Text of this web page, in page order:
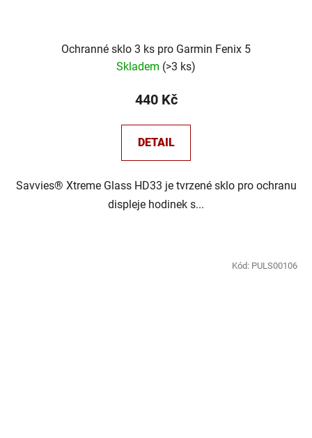
Ochranné sklo 3 ks pro Garmin Fenix 5
Skladem (>3 ks)
440 Kč
DETAIL
Savvies® Xtreme Glass HD33 je tvrzené sklo pro ochranu
displeje hodinek s...
Kód: PULS00106